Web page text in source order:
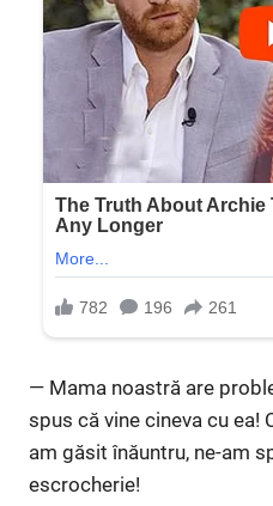
— Mama noastră are
spus că vine cineva cu ea!
am găsit înăuntru, ne-am
escrocherie!